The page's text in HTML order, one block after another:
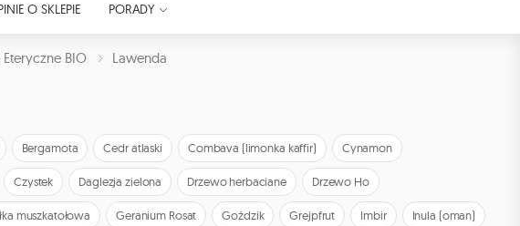
O SKLEPIE PORADY
BIO Lawenda
Bergamota Cedr atlaski Combava (limonka kaffir) Cynamon
Czystek Daglezja zielona Drzewo herbaciane Drzewo Ho
muszkatołowa Geranium Rosat Goździk Grejpfrut Imbir Inula (oman)